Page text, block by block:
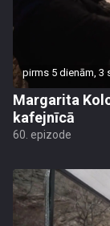
pirms 5 dienām, 3
Margarita
kafejnīcā
60. epizode